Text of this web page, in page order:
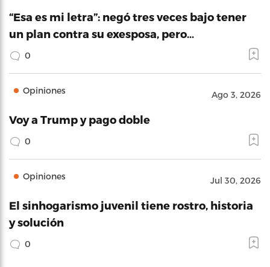
“Esa es mi letra”: negó tres veces bajo tener
un plan contra su exesposa, pero…
0
Opiniones Ago 3, 2026
Voy a Trump y pago doble
0
Opiniones Jul 30, 2026
El sinhogarismo juvenil tiene rostro, historia
y solución
0